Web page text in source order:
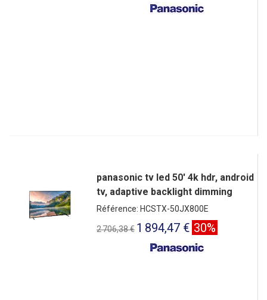
panasonic tv led 50' 4k hdr, android
tv, adaptive backlight dimming
Référence: HCSTX-50JX800E
2 706,38 € 1 894,47 € 30%